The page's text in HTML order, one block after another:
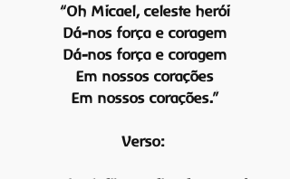
“Oh Micael, celeste herói
Dá-nos força e coragem
Dá-nos força e coragem
Em nossos corações
Em nossos corações.”
Verso: